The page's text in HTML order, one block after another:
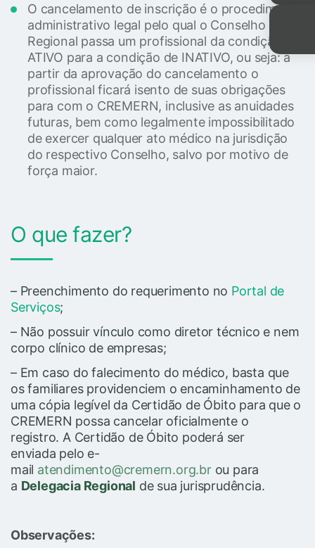
O cancelamento de inscrição é o procedimento
administrativo legal pelo qual o Conselho
Regional passa um profissional da condição de
ATIVO para a condição de INATIVO, ou seja: a
partir da aprovação do cancelamento o
profissional ficará isento de suas obrigações
para com o CREMERN, inclusive as anuidades
futuras, bem como legalmente impossibilitado
de exercer qualquer ato médico na jurisdição
do respectivo Conselho, salvo por motivo de
força maior.
O que fazer?
– Preenchimento do requerimento no Portal de
Serviços;
– Não possuir vínculo como diretor técnico e nem
corpo clínico de empresas;
– Em caso do falecimento do médico, basta que
os familiares providenciem o encaminhamento de
uma cópia legível da Certidão de Óbito para que o
CREMERN possa cancelar oficialmente o
registro. A Certidão de Óbito poderá ser
enviada pelo e-
mail atendimento@cremern.org.brou para
a Delegacia Regional de sua jurisprudência.
Observações: